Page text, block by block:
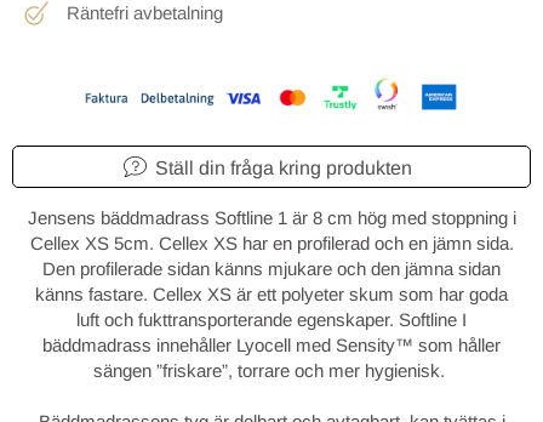
Räntefri avbetalning
Ställ din fråga kring produkten
Jensens bäddmadrass Softline 1 är 8 cm hög med stoppning i
Cellex XS 5cm. Cellex XS har en profilerad och en jämn sida.
Den profilerade sidan känns mjukare och den jämna sidan
känns fastare. Cellex XS är ett polyeter skum som har goda
luft och fukttransporterande egenskaper. Softline I
bäddmadrass innehåller Lyocell med Sensity™ som håller
sängen ”friskare”, torrare och mer hygienisk.